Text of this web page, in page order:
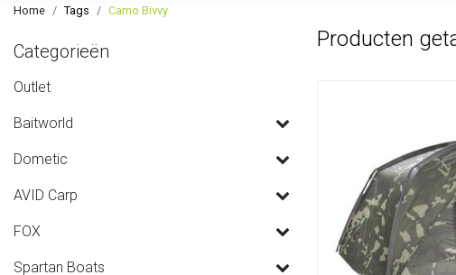
Home Tags Camo Bivvy
Categorieën
Outlet
Baitworld
Dometic
AVID Carp
FOX
Spartan Boats
Producten